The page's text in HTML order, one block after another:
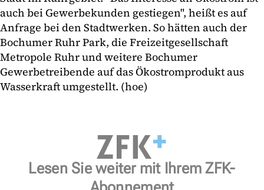
auch bei Gewerbekunden gestiegen", heißt es auf
Anfrage bei den Stadtwerken. So hätten auch der
Bochumer Ruhr Park, die Freizeitgesellschaft
Metropole Ruhr und weitere Bochumer
Gewerbetreibende auf das Ökostromprodukt aus
Wasserkraft umgestellt. (hoe)
Lesen Sie weiter mit Ihrem ZFK-